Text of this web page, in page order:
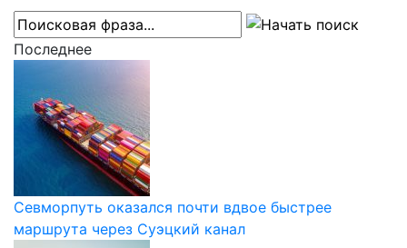
Последнее
Севморпуть оказался почти вдвое быстрее
маршрута через Суэцкий канал